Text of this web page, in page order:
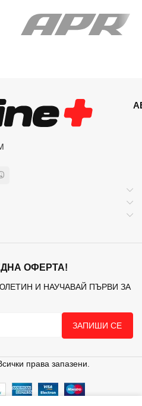
ОФЕРТА!
И НАУЧАВАЙ ПЪРВИ ЗА
ЗАПИШИ СЕ
права запазени.